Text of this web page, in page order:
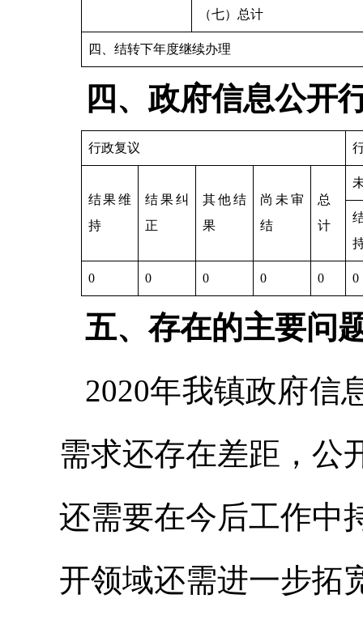
（七）总计
四、结转下年度继续办理
四、政府信息公开
行政复议
结果维
持
结果纠
正
其他结
果
尚未审
结
总
计
0 0 0 0 0 0
五、存在的主要问
2020年我镇政府信
需求还存在差距，公
还需要在今后工作中
开领域还需进一步拓